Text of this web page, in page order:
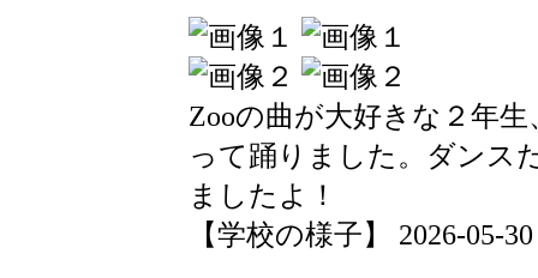
Zooの曲が大好きな２年
って踊りました。ダンス
ましたよ！
【学校の様子】 2026-05-